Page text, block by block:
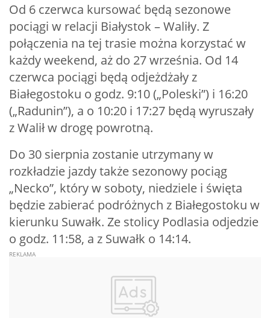
Od 6 czerwca kursować będą sezonowe
pociągi w relacji Białystok – Waliły. Z
połączenia na tej trasie można korzystać w
każdy weekend, aż do 27 września. Od 14
czerwca pociągi będą odjeżdżały z
Białegostoku o godz. 9:10 („Poleski”) i 16:20
(„Radunin”), a o 10:20 i 17:27 będą wyruszały
z Walił w drogę powrotną.
Do 30 sierpnia zostanie utrzymany w
rozkładzie jazdy także sezonowy pociąg
„Necko”, który w soboty, niedziele i święta
będzie zabierać podróżnych z Białegostoku w
kierunku Suwałk. Ze stolicy Podlasia odjedzie
o godz. 11:58, a z Suwałk o 14:14.